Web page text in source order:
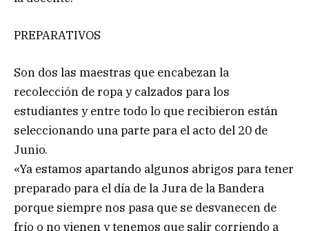
PREPARATIVOS
Son dos las maestras que encabezan la
recolección de ropa y calzados para los
estudiantes y entre todo lo que recibieron están
seleccionando una parte para el acto del 20 de
Junio.
«Ya estamos apartando algunos abrigos para tener
preparado para el día de la Jura de la Bandera
porque siempre nos pasa que se desvanecen de
frío o no vienen y tenemos que salir corriendo a